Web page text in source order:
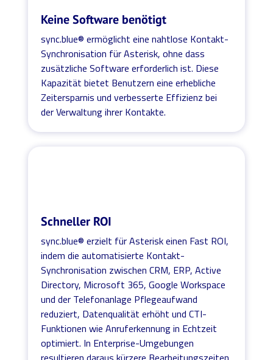
Keine Software benötigt
sync.blue® ermöglicht eine nahtlose Kontakt-
Synchronisation für Asterisk, ohne dass
zusätzliche Software erforderlich ist. Diese
Kapazität bietet Benutzern eine erhebliche
Zeitersparnis und verbesserte Effizienz bei
der Verwaltung ihrer Kontakte.
Schneller ROI
sync.blue® erzielt für Asterisk einen Fast ROI,
indem die automatisierte Kontakt-
Synchronisation zwischen CRM, ERP, Active
Directory, Microsoft 365, Google Workspace
und der Telefonanlage Pflegeaufwand
reduziert, Datenqualität erhöht und CTI-
Funktionen wie Anruferkennung in Echtzeit
optimiert. In Enterprise-Umgebungen